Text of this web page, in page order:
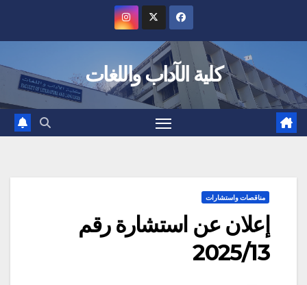
كلية الآداب واللغات
مناقصات واستشارات
إعلان عن استشارة رقم
2025/13